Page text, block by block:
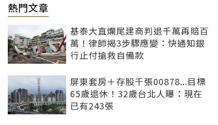
熱門文章
基泰大直爛尾建商判退千萬再賠百
萬！律師揭3步驟應變：快通知銀
行止付搶救自備款
屏東套房＋存股千張00878...目標
65歲退休！32歲台北人曝：現在
已有243張